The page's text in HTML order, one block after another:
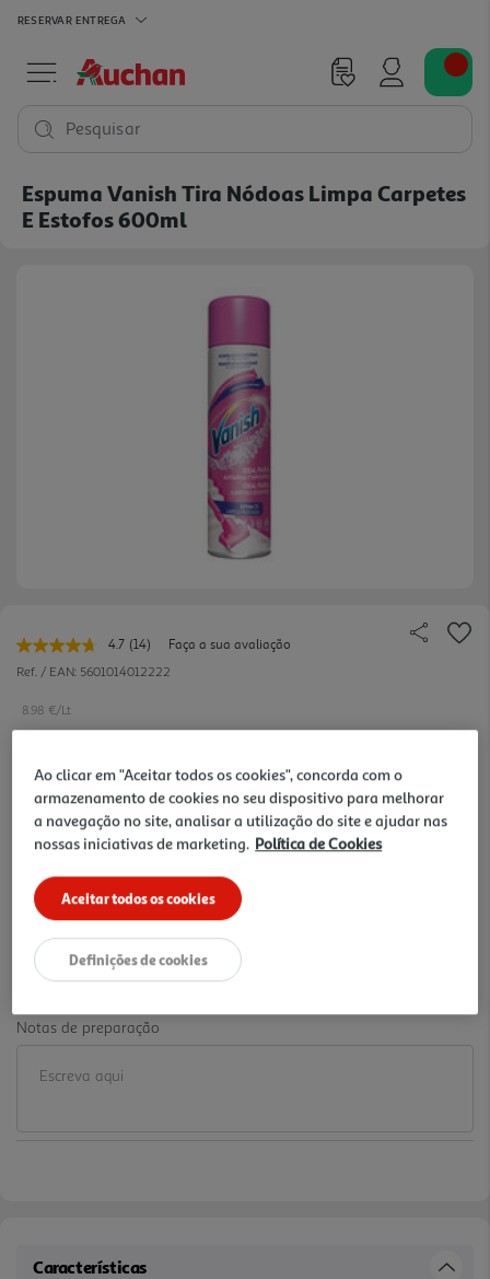
RESERVAR ENTREGA
Pesquisar
Espuma Vanish Tira Nódoas Limpa Carpetes
E Estofos 600ml
4.7 Leu
14
página.
(14)
Faça a sua avaliação
Ref. / EAN: 5601014012222
8.98 €/Lt
Price reduced from
8,49 €to
5,39 €
10% DESCONTO IMEDIATO INCLUÍDO
De 6/8/2026 a 19/8/2026
Preço exclusivo para clientes membros Clube Auchan,
com desconto imediato aplicado já refletido no preço
final acima apresentado.
Notas de preparação
Características
Ao clicar em "Aceitar todos os cookies", concorda com o
armazenamento de cookies no seu dispositivo para melhorar
a navegação no site, analisar a utilização do site e ajudar nas
nossas iniciativas de marketing. Política de Cookies
Aceitar todos os cookies
Definições de cookies